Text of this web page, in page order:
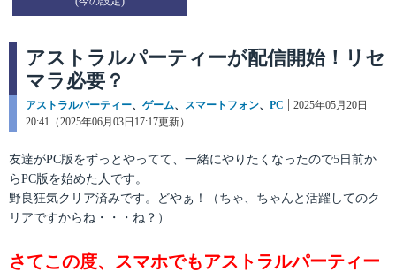
アストラルパーティーが配信開始！リセ
マラ必要？
カ
テ
リ
ー
アストラルパーティー、 ゲーム、 スマートフォン、 PC
投
2025年05月20日
20:41（2025年06月03日17:17更新）
友達がPC版をずっとやってて、一緒にやりたくなったので5日前か
らPC版を始めた人です。
野良狂気クリア済みです。どやぁ！（ちゃ、ちゃんと活躍してのク
リアですからね・・・ね？）
さてこの度、スマホでもアストラルパーティー